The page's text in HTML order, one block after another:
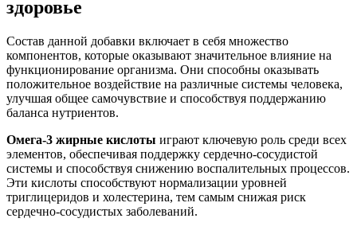
здоровье
Состав данной добавки включает в себя множество
компонентов, которые оказывают значительное влияние на
функционирование организма. Они способны оказывать
положительное воздействие на различные системы человека,
улучшая общее самочувствие и способствуя поддержанию
баланса нутриентов.
Омега-3 жирные кислоты играют ключевую роль среди всех
элементов, обеспечивая поддержку сердечно-сосудистой
системы и способствуя снижению воспалительных процессов.
Эти кислоты способствуют нормализации уровней
триглицеридов и холестерина, тем самым снижая риск
сердечно-сосудистых заболеваний.